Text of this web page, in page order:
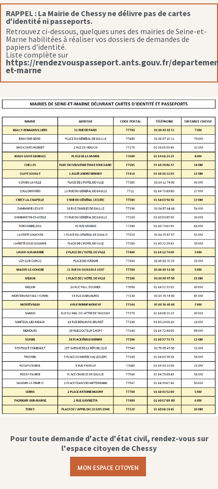
RAPPEL : La Mairie de Chessy ne délivre pas de cartes
d'identité ni passeports.
Retrouvez ci-dessous, quelques unes des mairies de Seine-et-
Marne habilitées à réaliser vos dossiers de demandes de
papiers d'identité.
Liste complète sur
https://rendezvouspasseport.ants.gouv.fr/
et-marne
Pour toute demande d'acte d'état civil, rendez-vous sur
l'espace citoyen de Chessy
MON ESPACE CITOYEN